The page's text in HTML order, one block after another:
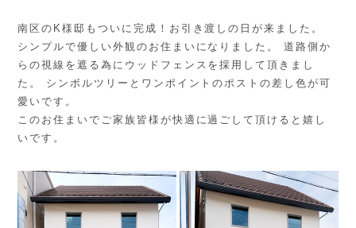
南区のK様邸もついに完成！お引き渡しの日が来ました。
シンプルで優しい外観のお住まいになりました。 道路側か
らの視線を遮る為にウッドフェンスを採用して頂きまし
た。 シンボルツリーとワンポイントのポストの差し色が可
愛いです。
このお住まいでご家族皆様が快適に過ごして頂けると嬉し
いです。